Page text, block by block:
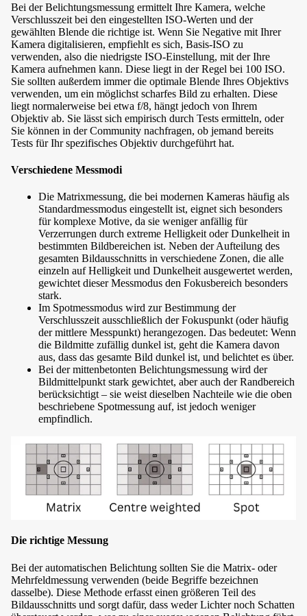
Bei der Belichtungsmessung ermittelt Ihre Kamera, welche
Verschlusszeit bei den eingestellten ISO-Werten und der
gewählten Blende die richtige ist. Wenn Sie Negative mit Ihrer
Kamera digitalisieren, empfiehlt es sich, Basis-ISO zu
verwenden, also die niedrigste ISO-Einstellung, mit der Ihre
Kamera aufnehmen kann. Diese liegt in der Regel bei 100 ISO.
Sie sollten außerdem immer die optimale Blende Ihres Objektivs
verwenden, um ein möglichst scharfes Bild zu erhalten. Diese
liegt normalerweise bei etwa f/8, hängt jedoch von Ihrem
Objektiv ab. Sie lässt sich empirisch durch Tests ermitteln, oder
Sie können in der Community nachfragen, ob jemand bereits
Tests für Ihr spezifisches Objektiv durchgeführt hat.
Verschiedene Messmodi
Die Matrixmessung, die bei modernen Kameras häufig als
Standardmessmodus eingestellt ist, eignet sich besonders
für komplexe Motive, da sie weniger anfällig für
Verzerrungen durch extreme Helligkeit oder Dunkelheit in
bestimmten Bildbereichen ist. Neben der Aufteilung des
gesamten Bildausschnitts in verschiedene Zonen, die alle
einzeln auf Helligkeit und Dunkelheit ausgewertet werden,
gewichtet dieser Messmodus den Fokusbereich besonders
stark.
Im Spotmessmodus wird zur Bestimmung der
Verschlusszeit ausschließlich der Fokuspunkt (oder häufig
der mittlere Messpunkt) herangezogen. Das bedeutet: Wenn
die Bildmitte zufällig dunkel ist, geht die Kamera davon
aus, dass das gesamte Bild dunkel ist, und belichtet es über.
Bei der mittenbetonten Belichtungsmessung wird der
Bildmittelpunkt stark gewichtet, aber auch der Randbereich
berücksichtigt – sie weist dieselben Nachteile wie die oben
beschriebene Spotmessung auf, ist jedoch weniger
empfindlich.
Die richtige Messung
Bei der automatischen Belichtung sollten Sie die Matrix- oder
Mehrfeldmessung verwenden (beide Begriffe bezeichnen
dasselbe). Diese Methode erfasst einen größeren Teil des
Bildausschnitts und sorgt dafür, dass weder Lichter noch Schatten